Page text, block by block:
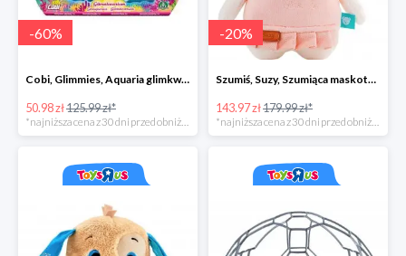
-60%
Cobi, Glimmies, Aquaria glimkwarium, różne rodzaje
50.98 zł125.99 zł*
*najniższa cena z 30 dni przed obniżką
-20%
Szumiś, Suzy, Szumiąca maskotka z czujnikiem snu
143.97 zł179.99 zł*
*najniższa cena z 30 dni przed obniżką